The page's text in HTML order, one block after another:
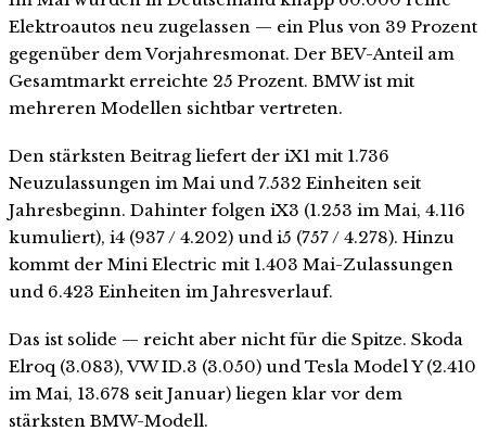
Elektroautos neu zugelassen — ein Plus von 39 Prozent
gegenüber dem Vorjahresmonat. Der BEV-Anteil am
Gesamtmarkt erreichte 25 Prozent. BMW ist mit
mehreren Modellen sichtbar vertreten.
Den stärksten Beitrag liefert der iX1 mit 1.736
Neuzulassungen im Mai und 7.532 Einheiten seit
Jahresbeginn. Dahinter folgen iX3 (1.253 im Mai, 4.116
kumuliert), i4 (937 / 4.202) und i5 (757 / 4.278). Hinzu
kommt der Mini Electric mit 1.403 Mai-Zulassungen
und 6.423 Einheiten im Jahresverlauf.
Das ist solide — reicht aber nicht für die Spitze. Skoda
Elroq (3.083), VW ID.3 (3.050) und Tesla Model Y (2.410
im Mai, 13.678 seit Januar) liegen klar vor dem
stärksten BMW-Modell.